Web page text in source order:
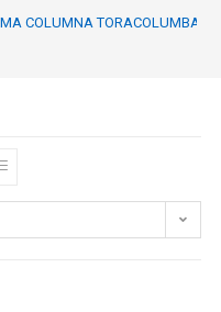
COLUMNA TORACOLUMBAR